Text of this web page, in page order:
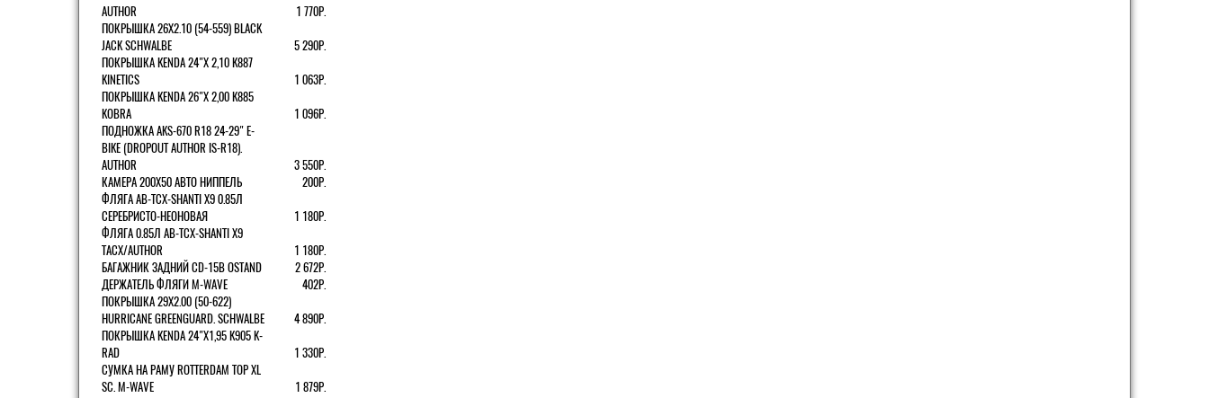
AUTHOR
1 770Р.
ПОКРЫШКА 26X2.10 (54-559) BLACK
JACK SCHWALBE
5 290Р.
ПОКРЫШКА KENDA 24"Х 2,10 K887
KINETICS
1 063Р.
ПОКРЫШКА KENDA 26"Х 2,00 K885
KOBRA
1 096Р.
ПОДНОЖКА AKS-670 R18 24-29" E-
BIKE (DROPOUT AUTHOR IS-R18).
AUTHOR
3 550Р.
КАМЕРА 200Х50 АВТО НИППЕЛЬ
200Р.
ФЛЯГА AB-TCX-SHANTI X9 0.85Л
СЕРЕБРИСТО-НЕОНОВАЯ
1 180Р.
ФЛЯГА 0.85Л AB-TCX-SHANTI X9
TACX/AUTHOR
1 180Р.
БАГАЖНИК ЗАДНИЙ CD-15B OSTAND
2 672Р.
ДЕРЖАТЕЛЬ ФЛЯГИ M-WAVE
402Р.
ПОКРЫШКА 29X2.00 (50-622)
HURRICANE GREENGUARD. SCHWALBE
4 890Р.
ПОКРЫШКА KENDA 24"Х1,95 K905 K-
RAD
1 330Р.
СУМКА НА РАМУ ROTTERDAM TOP XL
SC. M-WAVE
1 879Р.